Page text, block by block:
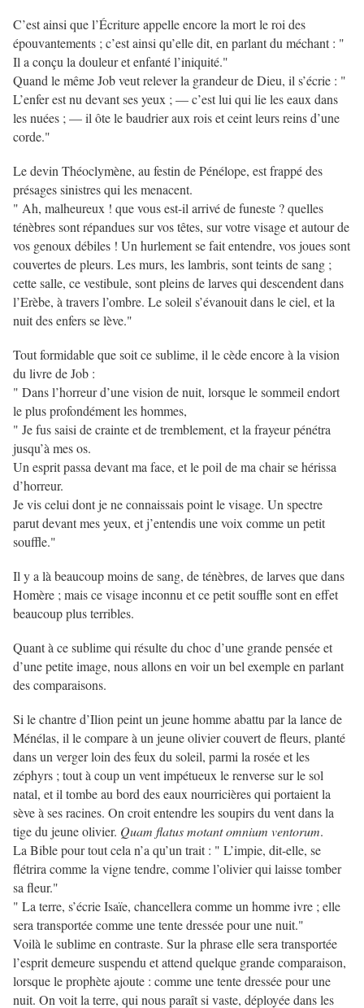
C’est ainsi que l’Écriture appelle encore la mort le roi des
épouvantements ; c’est ainsi qu’elle dit, en parlant du méchant : "
Il a conçu la douleur et enfanté l’iniquité."
Quand le même Job veut relever la grandeur de Dieu, il s’écrie : "
L’enfer est nu devant ses yeux ; — c’est lui qui lie les eaux dans
les nuées ; — il ôte le baudrier aux rois et ceint leurs reins d’une
corde."
Le devin Théoclymène, au festin de Pénélope, est frappé des
présages sinistres qui les menacent.
" Ah, malheureux ! que vous est-il arrivé de funeste ? quelles
ténèbres sont répandues sur vos têtes, sur votre visage et autour de
vos genoux débiles ! Un hurlement se fait entendre, vos joues sont
couvertes de pleurs. Les murs, les lambris, sont teints de sang ;
cette salle, ce vestibule, sont pleins de larves qui descendent dans
l’Erèbe, à travers l’ombre. Le soleil s’évanouit dans le ciel, et la
nuit des enfers se lève."
Tout formidable que soit ce sublime, il le cède encore à la vision
du livre de Job :
" Dans l’horreur d’une vision de nuit, lorsque le sommeil endort
le plus profondément les hommes,
" Je fus saisi de crainte et de tremblement, et la frayeur pénétra
jusqu’à mes os.
Un esprit passa devant ma face, et le poil de ma chair se hérissa
d’horreur.
Je vis celui dont je ne connaissais point le visage. Un spectre
parut devant mes yeux, et j’entendis une voix comme un petit
souffle."
Il y a là beaucoup moins de sang, de ténèbres, de larves que dans
Homère ; mais ce visage inconnu et ce petit souffle sont en effet
beaucoup plus terribles.
Quant à ce sublime qui résulte du choc d’une grande pensée et
d’une petite image, nous allons en voir un bel exemple en parlant
des comparaisons.
Si le chantre d’Ilion peint un jeune homme abattu par la lance de
Ménélas, il le compare à un jeune olivier couvert de fleurs, planté
dans un verger loin des feux du soleil, parmi la rosée et les
zéphyrs ; tout à coup un vent impétueux le renverse sur le sol
natal, et il tombe au bord des eaux nourricières qui portaient la
sève à ses racines. On croit entendre les soupirs du vent dans la
tige du jeune olivier. Quam flatus motant omnium ventorum.
La Bible pour tout cela n’a qu’un trait : " L’impie, dit-elle, se
flétrira comme la vigne tendre, comme l’olivier qui laisse tomber
sa fleur."
" La terre, s’écrie Isaïe, chancellera comme un homme ivre ; elle
sera transportée comme une tente dressée pour une nuit."
Voilà le sublime en contraste. Sur la phrase elle sera transportée
l’esprit demeure suspendu et attend quelque grande comparaison,
lorsque le prophète ajoute : comme une tente dressée pour une
nuit. On voit la terre, qui nous paraît si vaste, déployée dans les